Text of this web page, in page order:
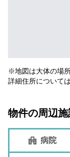
※地図は大体の場
詳細住所について
物件の周辺
病院